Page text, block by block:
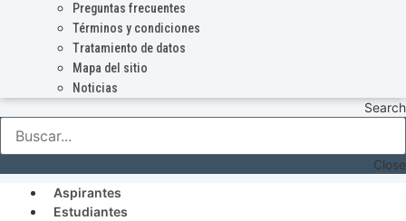
Preguntas frecuentes
Términos y condiciones
Tratamiento de datos
Mapa del sitio
Noticias
Search
Close
Aspirantes
Estudiantes